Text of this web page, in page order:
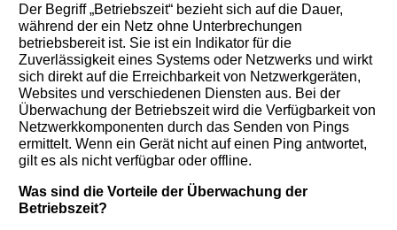
Der Begriff „Betriebszeit“ bezieht sich auf die Dauer,
während der ein Netz ohne Unterbrechungen
betriebsbereit ist. Sie ist ein Indikator für die
Zuverlässigkeit eines Systems oder Netzwerks und wirkt
sich direkt auf die Erreichbarkeit von Netzwerkgeräten,
Websites und verschiedenen Diensten aus. Bei der
Überwachung der Betriebszeit wird die Verfügbarkeit von
Netzwerkkomponenten durch das Senden von Pings
ermittelt. Wenn ein Gerät nicht auf einen Ping antwortet,
gilt es als nicht verfügbar oder offline.
Was sind die Vorteile der Überwachung der
Betriebszeit?